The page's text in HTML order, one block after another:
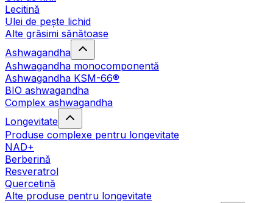
Lecitină
Ulei de pește lichid
Alte grăsimi sănătoase
Ashwagandha
Ashwagandha monocomponentă
Ashwagandha KSM-66®
BIO ashwagandha
Complex ashwagandha
Longevitate
Produse complexe pentru longevitate
NAD+
Berberină
Resveratrol
Quercetină
Alte produse pentru longevitate